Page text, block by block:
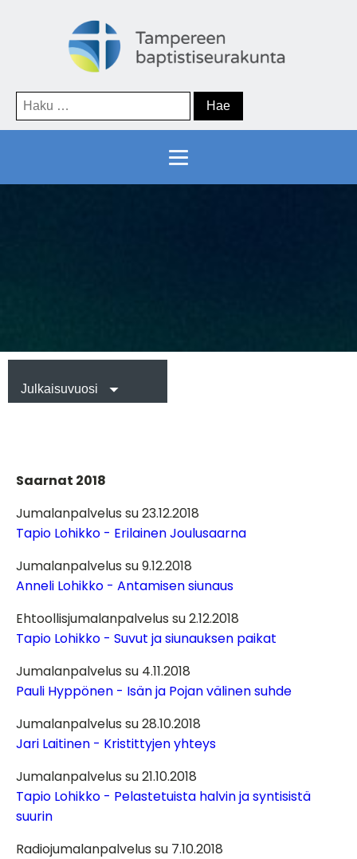
Haku:
Julkaisuvuosi
Saarnat 2018
Jumalanpalvelus su 23.12.2018
Tapio Lohikko - Erilainen Joulusaarna
Jumalanpalvelus su 9.12.2018
Anneli Lohikko - Antamisen siunaus
Ehtoollisjumalanpalvelus su 2.12.2018
Tapio Lohikko - Suvut ja siunauksen paikat
Jumalanpalvelus su 4.11.2018
Pauli Hyppönen - Isän ja Pojan välinen suhde
Jumalanpalvelus su 28.10.2018
Jari Laitinen - Kristittyjen yhteys
Jumalanpalvelus su 21.10.2018
Tapio Lohikko - Pelastetuista halvin ja syntisistä
suurin
Radiojumalanpalvelus su 7.10.2018